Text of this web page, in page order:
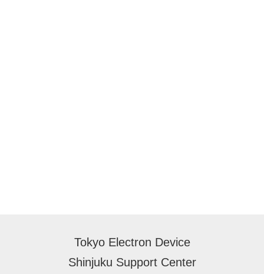
Tokyo Electron Device
Shinjuku Support Center